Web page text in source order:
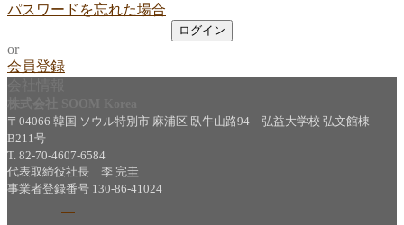
パスワードを忘れた場合
or
会員登録
〒04066 韓国 ソウル特別市 麻浦区 臥牛山路94 弘益大学校 弘文館棟
B211号
T. 82-70-4607-6584
代表取締役社長 李 完圭
事業者登録番号 130-86-41024